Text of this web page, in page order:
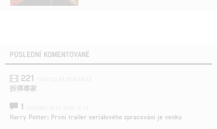
POSLEDNÍ KOMENTOVANÉ
221
拆彈專家
1
Harry Potter: První trailer seriálového zpracování je venku